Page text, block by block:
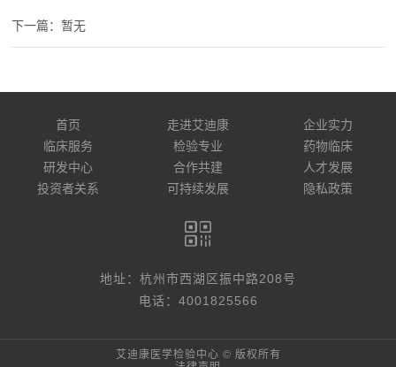
暂无
首页 走进艾迪康
企业实力
临床服务
检验专业
药物临床
研发中心
合作共建
人才发展
投资者关系
可持续发展 隐私政策
地址：杭州市西湖区振中路208号
电话：4001825566
艾迪康医学检验中心 © 版权所有